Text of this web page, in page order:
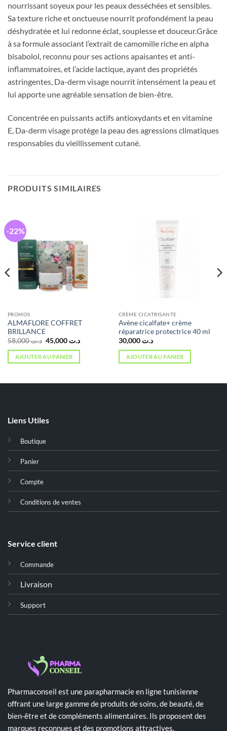
nourrissant soyeux pour les peaux desséchées et sensibles.
Sa texture riche et onctueuse nourrit profondément la peau
déshydratée et lui redonne éclat, souplesse et douceur.Grâce
à sa formule associant l’extrait de camomille riche en alpha
bisabolol, reconnu pour ses actions apaisantes et anti-
inflammatoires, et l’acide lactique, ayant des propriétés
astringentes, Da-derm visage nourrit intensément la peau et
lui apporte une agréable sensation de bien-être.
Concentrée en puissants actifs antioxydants et en vitamine
E, Da-derm visage protège la peau des agressions climatiques
responsables du vieillissement cutané.
PRODUITS SIMILAIRES
-22%
PROMOS
ALMAFLORE COFFRET
BRILLANCE
د.ت58,000
Le
prix
initial
était :
د.ت 45,000
Le
AJOUTER AU PANIER
CRÈME CICATRISANTE
Avène cicalfate+ crème
réparatrice protectrice 40 ml
د.ت 30,000
AJOUTER AU PANIER
Liens Utiles
Boutique
Panier
Compte
Conditions de ventes
Service client
Commande
Livraison
Support
Pharmaconseil est une parapharmacie en ligne tunisienne
offrant une large gamme de produits de soins, de beauté, de
bien-être et de compléments alimentaires. Ils proposent des
marques reconnues et des promotions attractives.